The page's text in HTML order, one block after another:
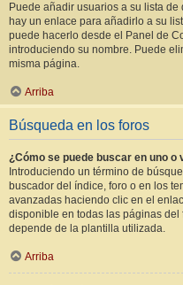
Puede añadir usuarios a su lista
hay un enlace para añadirlo a su
puede hacerlo desde el Panel de
introduciendo su nombre. Puede
misma página.
Arriba
Búsqueda en los foros
¿Cómo se puede buscar en uno o
Introduciendo un término de
buscador del índice, foro o en los
avanzadas haciendo clic en el
disponible en todas las páginas
depende de la plantilla utilizada.
Arriba